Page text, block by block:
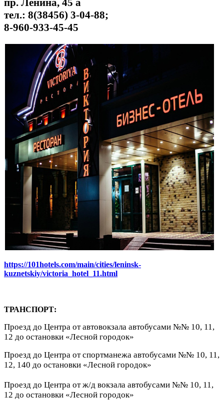
пр. Ленина, 45 а
тел.: 8(38456) 3-04-88;
8-960-933-45-45
https://101hotels.com/main/cities/leninsk-
kuznetskiy/victoria_hotel_11.html
ТРАНСПОРТ:
Проезд до Центра от автовокзала автобусами №№ 10, 11,
12 до остановки «Лесной городок»
Проезд до Центра от спортманежа автобусами №№ 10, 11,
12, 140 до остановки «Лесной городок»
Проезд до Центра от ж/д вокзала автобусами №№ 10, 11,
12 до остановки «Лесной городок»